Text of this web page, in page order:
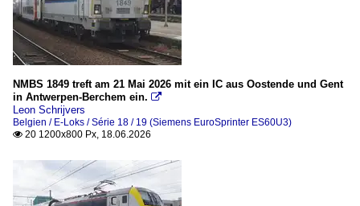
NMBS 1849 treft am 21 Mai 2026 mit ein IC aus Oostende und Gent
in Antwerpen-Berchem ein. 
Leon Schrijvers
Belgien / E-Loks / Série 18 / 19 (Siemens EuroSprinter ES60U3)
 20 1200x800 Px, 18.06.2026